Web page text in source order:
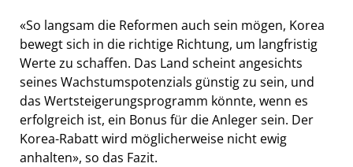
«So langsam die Reformen auch sein mögen, Korea
bewegt sich in die richtige Richtung, um langfristig
Werte zu schaffen. Das Land scheint angesichts
seines Wachstumspotenzials günstig zu sein, und
das Wertsteigerungsprogramm könnte, wenn es
erfolgreich ist, ein Bonus für die Anleger sein. Der
Korea-Rabatt wird möglicherweise nicht ewig
anhalten», so das Fazit.